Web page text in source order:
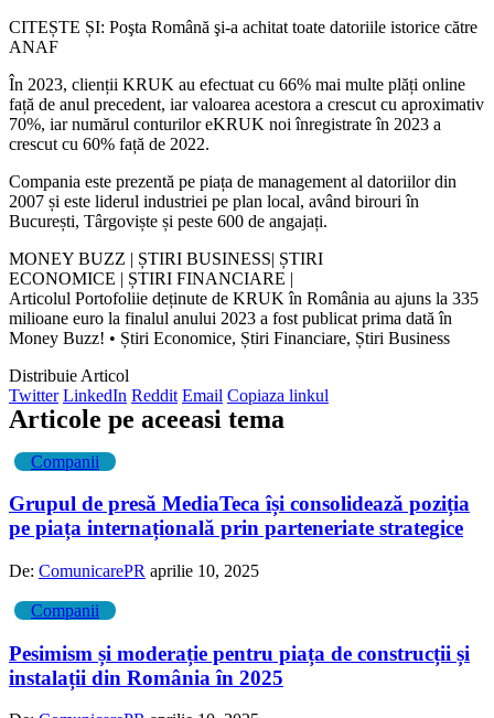
CITEȘTE ȘI: Poşta Română şi-a achitat toate datoriile istorice către
ANAF
În 2023, clienții KRUK au efectuat cu 66% mai multe plăți online
față de anul precedent, iar valoarea acestora a crescut cu aproximativ
70%, iar numărul conturilor eKRUK noi înregistrate în 2023 a
crescut cu 60% față de 2022.
Compania este prezentă pe piața de management al datoriilor din
2007 și este liderul industriei pe plan local, având birouri în
București, Târgoviște și peste 600 de angajați.
MONEY BUZZ | ȘTIRI BUSINESS| ȘTIRI
ECONOMICE | ȘTIRI FINANCIARE |
Articolul Portofoliie deținute de KRUK în România au ajuns la 335
milioane euro la finalul anului 2023 a fost publicat prima dată în
Money Buzz! • Știri Economice, Știri Financiare, Știri Business
Distribuie Articol
Twitter LinkedIn Reddit Email Copiaza linkul
Articole pe aceeasi tema
Companii
Grupul de presă MediaTeca își consolidează poziția
pe piața internațională prin parteneriate strategice
De: ComunicarePR aprilie 10, 2025
Companii
Pesimism și moderație pentru piața de construcții și
instalații din România în 2025